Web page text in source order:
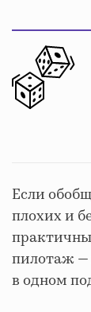
Если
плохих и
пилотаж —
в одном